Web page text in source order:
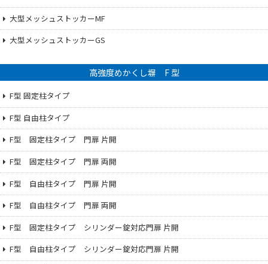
大型メッシュストッカーMF
大型メッシュストッカーGS
高強度めかくし塀 F 型
F型 固定柱タイプ
F型 自由柱タイプ
F型 固定柱タイプ 門扉 片開
F型 固定柱タイプ 門扉 両開
F型 自由柱タイプ 門扉 片開
F型 自由柱タイプ 門扉 両開
F型 固定柱タイプ シリンダー錠対応門扉 片開
F型 自由柱タイプ シリンダー錠対応門扉 片開